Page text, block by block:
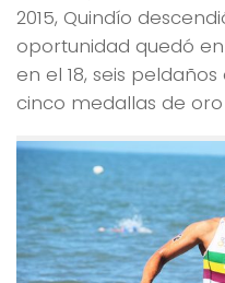
2015, Quindío
oportunidad quedó en
en el 18, seis
cinco medallas de